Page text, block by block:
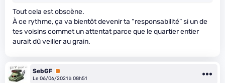
Tout cela est obscène.
À ce rythme, ça va bientôt devenir ta “responsabilité” si un de
tes voisins commet un attentat parce que le quartier entier
aurait dû veiller au grain.
SebGF Premium
Le 06/06/2021 à 08h51